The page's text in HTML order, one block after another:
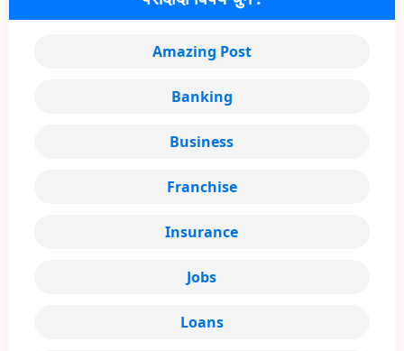
Amazing Post
Banking
Business
Franchise
Insurance
Jobs
Loans